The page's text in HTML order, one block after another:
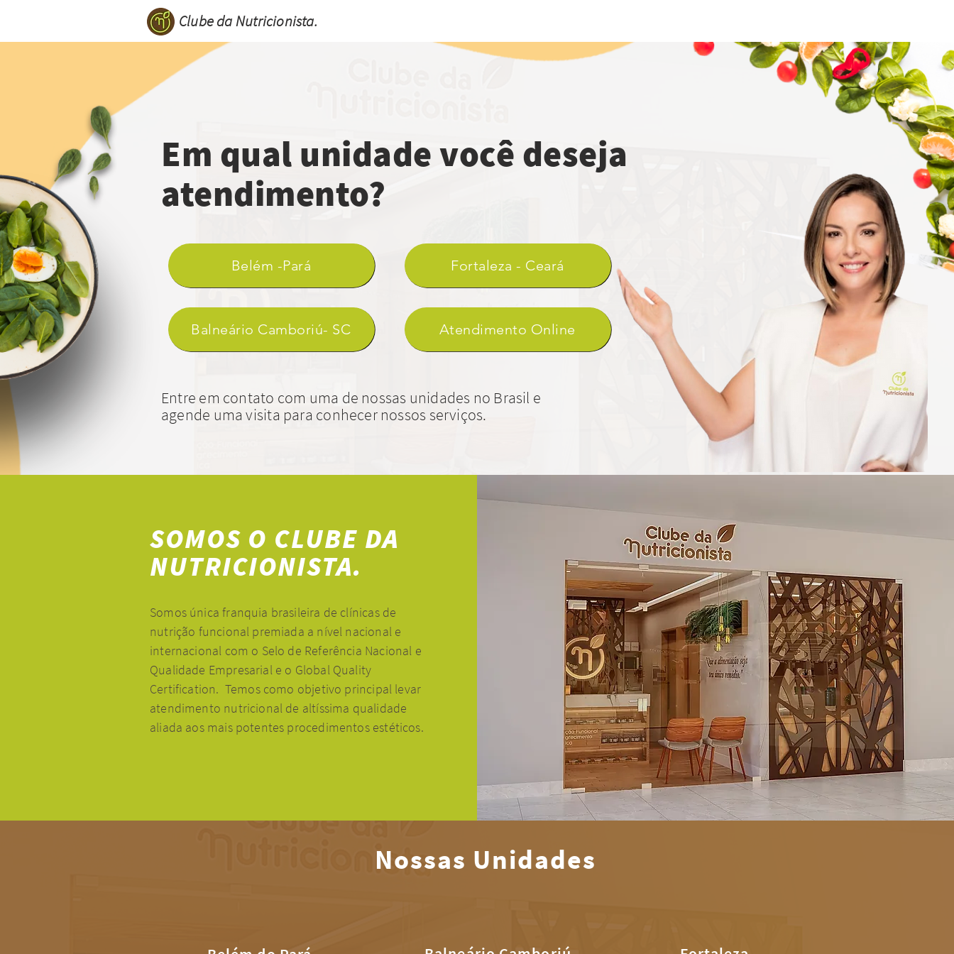
Clube da Nutricionista.
Entre em contato com uma de nossas unidades no Brasil e
agende uma visita para conhecer nossos serviços.
Belém -Pará
Em qual unidade você deseja
atendimento?
Balneário Camboriú- SC
Fortaleza - Ceará
Atendimento Online
SOMOS O CLUBE DA
NUTRICIONISTA.
Somos única franquia brasileira de clínicas de
nutrição funcional premiada a nível nacional e
internacional com o Selo de Referência Nacional e
Qualidade Empresarial e o Global Quality
Certification. Temos como objetivo principal levar
atendimento nutricional de altíssima qualidade
aliada aos mais potentes procedimentos estéticos.
Nossas Unidades